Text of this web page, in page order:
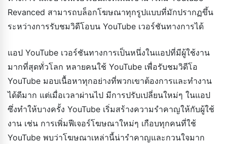
Revanced สามารถบล็อกโฆษณาทุกรูปแบบที่มักปรากฏขึ้น
ระหว่างการรับชมวิดีโอบน YouTube เวอร์ชันทางการได้
แอป YouTube เวอร์ชันทางการเป็นหนึ่งในแอปที่มีผู้ใช้งาน
มากที่สุดทั่วโลก หลายคนใช้ YouTube เพื่อรับชมวิดีโอ
YouTube มอบเนื้อหาทุกอย่างที่พวกเขาต้องการและทำงาน
ได้ดีมาก แต่เมื่อเวลาผ่านไป มีการปรับเปลี่ยนใหม่ๆ ในแอป
ซึ่งทำให้บางครั้ง YouTube เริ่มสร้างความรำคาญให้กับผู้ใช้
งาน เช่น การเพิ่มฟีเจอร์โฆษณาใหม่ๆ เกือบทุกคนที่ใช้
YouTube พบว่าโฆษณาเหล่านี้น่ารำคาญและกวนใจมาก